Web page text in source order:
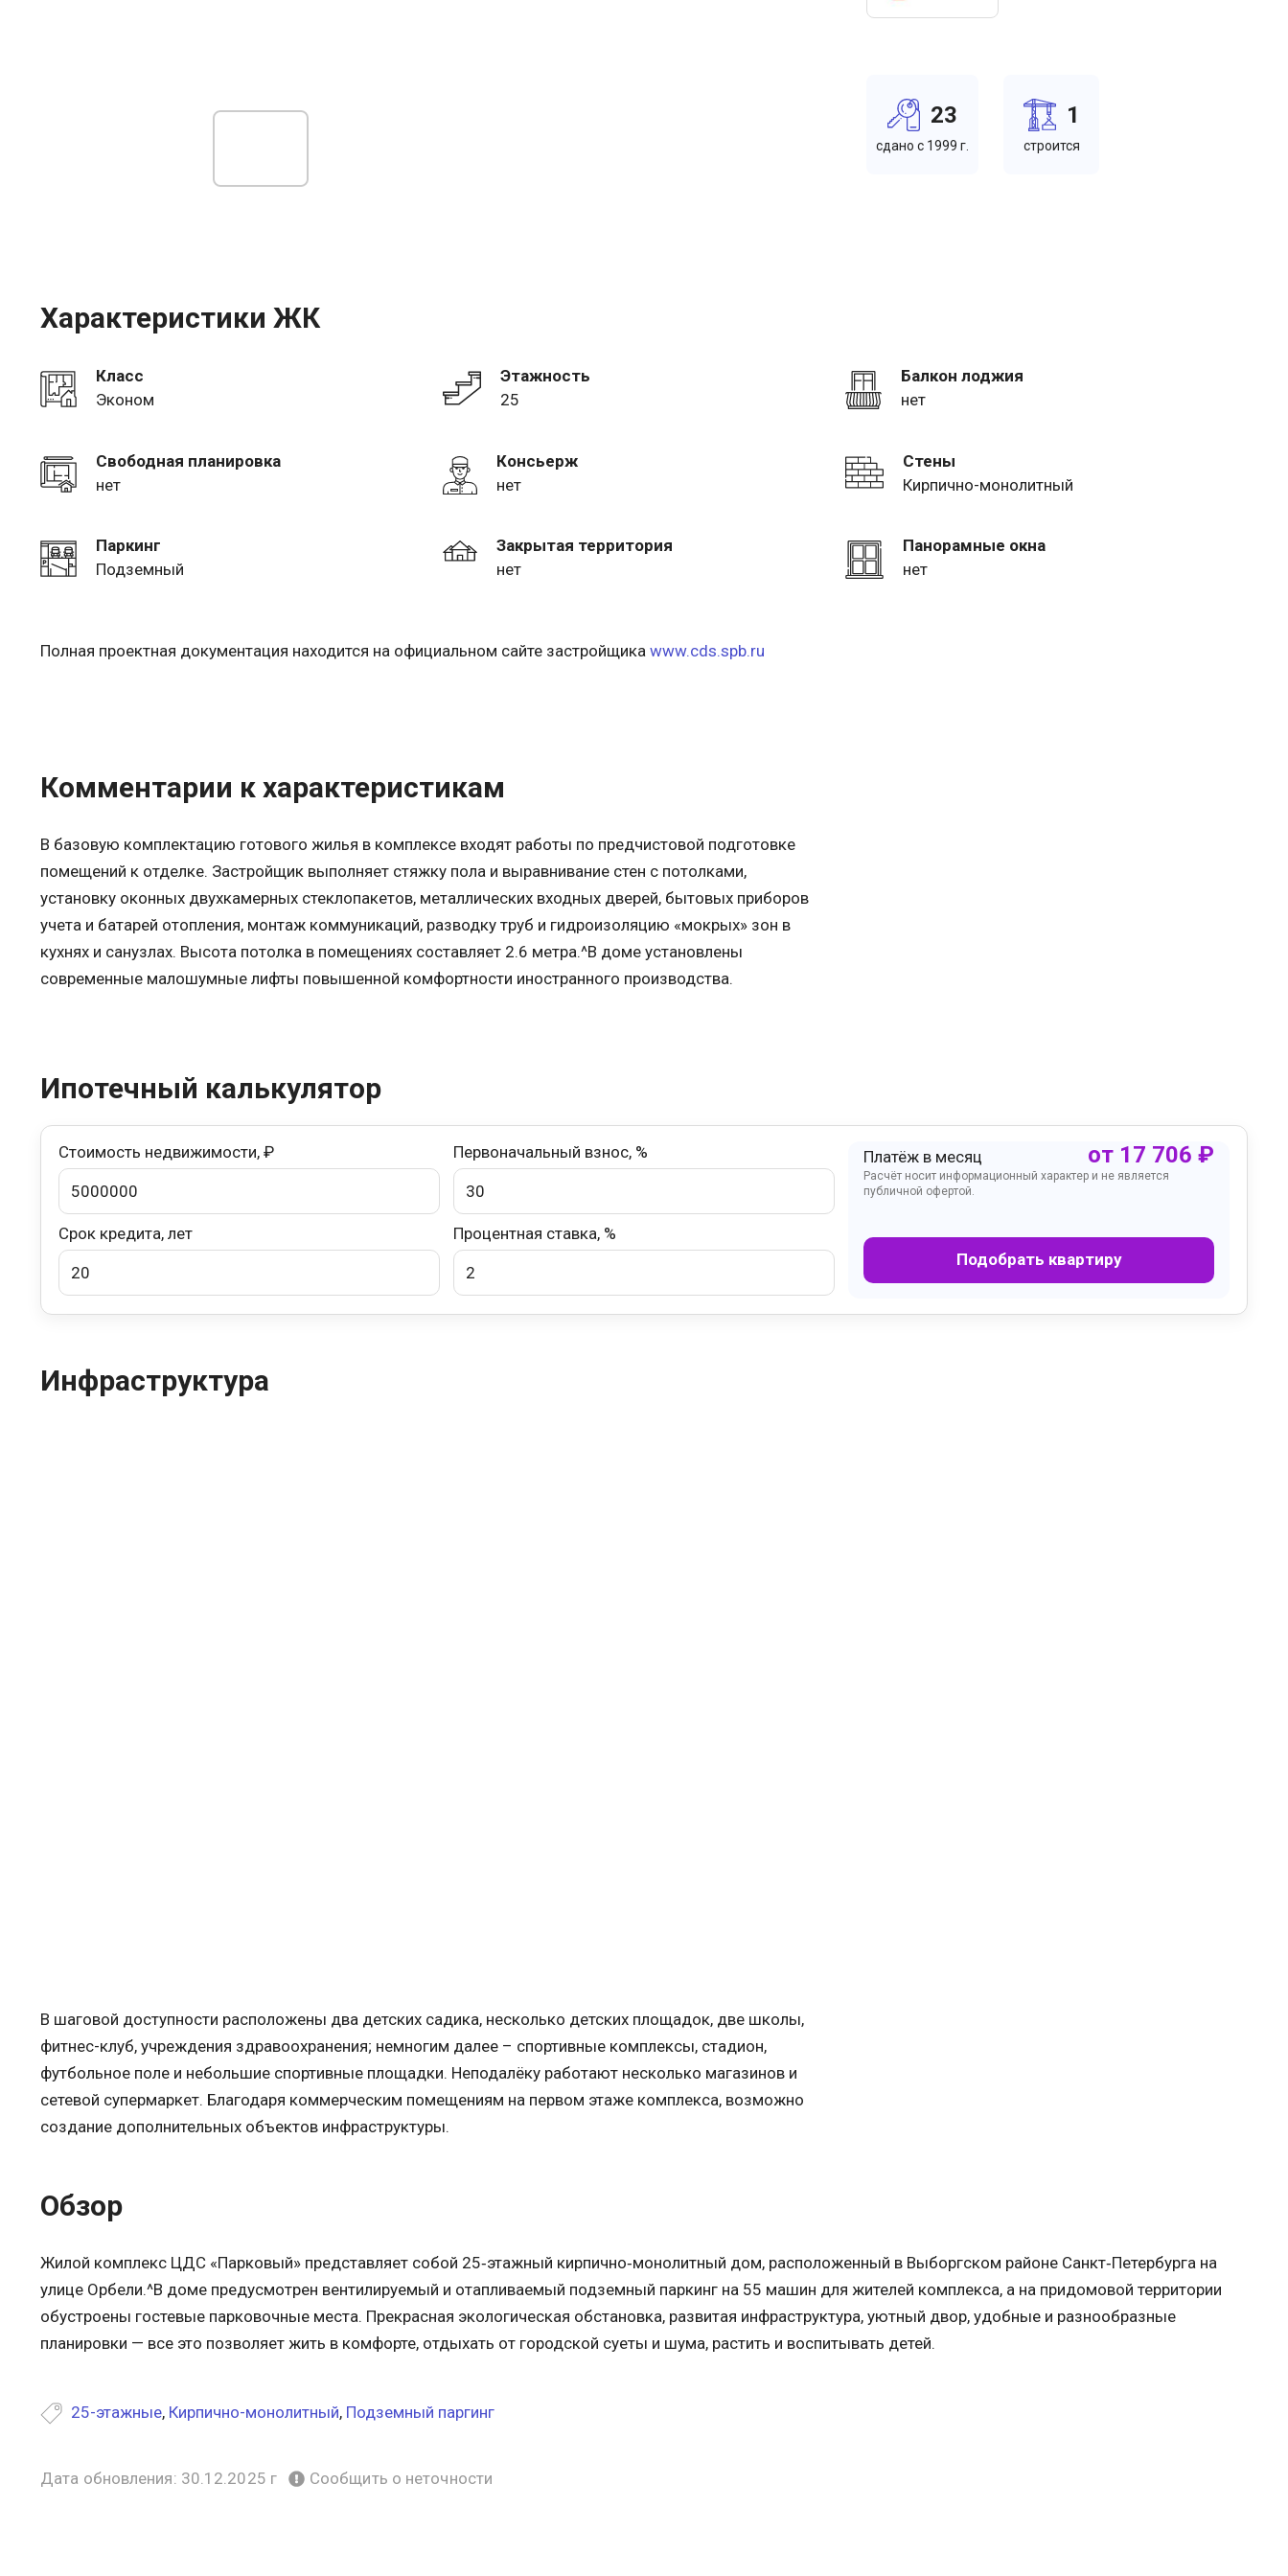
23
cдано c 1999 г.
1
cтроится
Характеристики ЖК
Класс
Эконом
Этажность
25
Балкон лоджия
нет
Свободная планировка
нет
Консьерж
нет
Стены
Кирпично-монолитный
Паркинг
Подземный
Закрытая территория
нет
Панорамные окна
нет
Полная проектная документация находится на официальном сайте застройщика www.cds.spb.ru
Комментарии к характеристикам
В базовую комплектацию готового жилья в комплексе входят работы по предчистовой подготовке
помещений к отделке. Застройщик выполняет стяжку пола и выравнивание стен с потолками,
установку оконных двухкамерных стеклопакетов, металлических входных дверей, бытовых приборов
учета и батарей отопления, монтаж коммуникаций, разводку труб и гидроизоляцию «мокрых» зон в
кухнях и санузлах. Высота потолка в помещениях составляет 2.6 метра.^В доме установлены
современные малошумные лифты повышенной комфортности иностранного производства.
Ипотечный калькулятор
Стоимость недвижимости, ₽ Первоначальный взнос, %
Срок кредита, лет Процентная ставка, %
Платёж в месяц от 17 706 ₽
Расчёт носит информационный характер и не является
публичной офертой.
Подобрать квартиру
Инфраструктура
В шаговой доступности расположены два детских садика, несколько детских площадок, две школы,
фитнес-клуб, учреждения здравоохранения; немногим далее – спортивные комплексы, стадион,
футбольное поле и небольшие спортивные площадки. Неподалёку работают несколько магазинов и
сетевой супермаркет. Благодаря коммерческим помещениям на первом этаже комплекса, возможно
создание дополнительных объектов инфраструктуры.
Обзор
Жилой комплекс ЦДС «Парковый» представляет собой 25‐этажный кирпично‐монолитный дом, расположенный в Выборгском районе Санкт‐Петербурга на
улице Орбели.^В доме предусмотрен вентилируемый и отапливаемый подземный паркинг на 55 машин для жителей комплекса, а на придомовой территории
обустроены гостевые парковочные места. Прекрасная экологическая обстановка, развитая инфраструктура, уютный двор, удобные и разнообразные
планировки — все это позволяет жить в комфорте, отдыхать от городской суеты и шума, растить и воспитывать детей.
25-этажные, Кирпично-монолитный, Подземный паргинг
Дата обновления: 30.12.2025 г Сообщить о неточности